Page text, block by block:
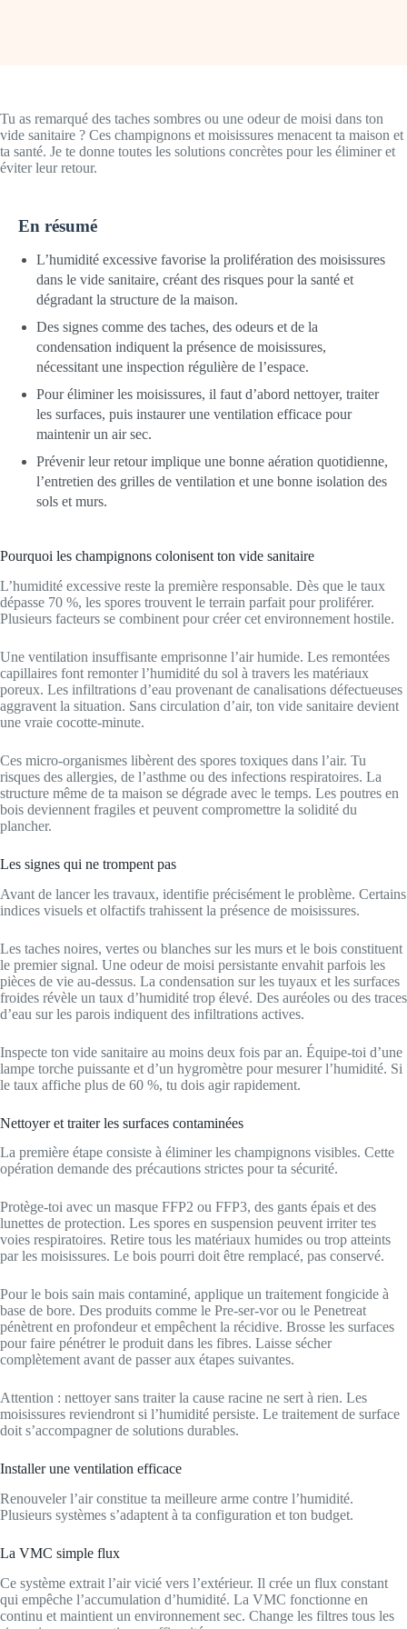
Tu as remarqué des taches sombres ou une odeur de moisi dans ton
vide sanitaire ? Ces champignons et moisissures menacent ta maison et
ta santé. Je te donne toutes les solutions concrètes pour les éliminer et
éviter leur retour.
En résumé
L’humidité excessive favorise la prolifération des moisissures
dans le vide sanitaire, créant des risques pour la santé et
dégradant la structure de la maison.
Des signes comme des taches, des odeurs et de la
condensation indiquent la présence de moisissures,
nécessitant une inspection régulière de l’espace.
Pour éliminer les moisissures, il faut d’abord nettoyer, traiter
les surfaces, puis instaurer une ventilation efficace pour
maintenir un air sec.
Prévenir leur retour implique une bonne aération quotidienne,
l’entretien des grilles de ventilation et une bonne isolation des
sols et murs.
Pourquoi les champignons colonisent ton vide sanitaire
L’humidité excessive reste la première responsable. Dès que le taux
dépasse 70 %, les spores trouvent le terrain parfait pour proliférer.
Plusieurs facteurs se combinent pour créer cet environnement hostile.
Une ventilation insuffisante emprisonne l’air humide. Les remontées
capillaires font remonter l’humidité du sol à travers les matériaux
poreux. Les infiltrations d’eau provenant de canalisations défectueuses
aggravent la situation. Sans circulation d’air, ton vide sanitaire devient
une vraie cocotte-minute.
Ces micro-organismes libèrent des spores toxiques dans l’air. Tu
risques des allergies, de l’asthme ou des infections respiratoires. La
structure même de ta maison se dégrade avec le temps. Les poutres en
bois deviennent fragiles et peuvent compromettre la solidité du
plancher.
Les signes qui ne trompent pas
Avant de lancer les travaux, identifie précisément le problème. Certains
indices visuels et olfactifs trahissent la présence de moisissures.
Les taches noires, vertes ou blanches sur les murs et le bois constituent
le premier signal. Une odeur de moisi persistante envahit parfois les
pièces de vie au-dessus. La condensation sur les tuyaux et les surfaces
froides révèle un taux d’humidité trop élevé. Des auréoles ou des traces
d’eau sur les parois indiquent des infiltrations actives.
Inspecte ton vide sanitaire au moins deux fois par an. Équipe-toi d’une
lampe torche puissante et d’un hygromètre pour mesurer l’humidité. Si
le taux affiche plus de 60 %, tu dois agir rapidement.
Nettoyer et traiter les surfaces contaminées
La première étape consiste à éliminer les champignons visibles. Cette
opération demande des précautions strictes pour ta sécurité.
Protège-toi avec un masque FFP2 ou FFP3, des gants épais et des
lunettes de protection. Les spores en suspension peuvent irriter tes
voies respiratoires. Retire tous les matériaux humides ou trop atteints
par les moisissures. Le bois pourri doit être remplacé, pas conservé.
Pour le bois sain mais contaminé, applique un traitement fongicide à
base de bore. Des produits comme le Pre-ser-vor ou le Penetreat
pénètrent en profondeur et empêchent la récidive. Brosse les surfaces
pour faire pénétrer le produit dans les fibres. Laisse sécher
complètement avant de passer aux étapes suivantes.
Attention : nettoyer sans traiter la cause racine ne sert à rien. Les
moisissures reviendront si l’humidité persiste. Le traitement de surface
doit s’accompagner de solutions durables.
Installer une ventilation efficace
Renouveler l’air constitue ta meilleure arme contre l’humidité.
Plusieurs systèmes s’adaptent à ta configuration et ton budget.
La VMC simple flux
Ce système extrait l’air vicié vers l’extérieur. Il crée un flux constant
qui empêche l’accumulation d’humidité. La VMC fonctionne en
continu et maintient un environnement sec. Change les filtres tous les